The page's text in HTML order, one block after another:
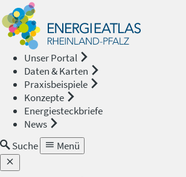
Unser Portal
Daten & Karten
Praxisbeispiele
Konzepte
Energiesteckbriefe
News
Suche
Menü